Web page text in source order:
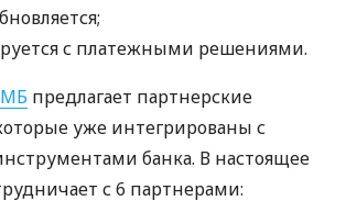
с платежными решениями.
предлагает партнерские
уже интегрированы с
банка. В настоящее
с 6 партнерами: